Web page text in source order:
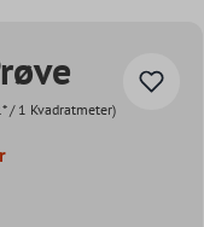
/ 1 Kvadratmeter)